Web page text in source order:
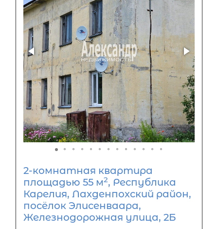
2-комнатная квартира
площадью 55 м2, Республика
Карелия, Лахденпохский район,
посёлок Элисенваара,
Железнодорожная улица, 2Б